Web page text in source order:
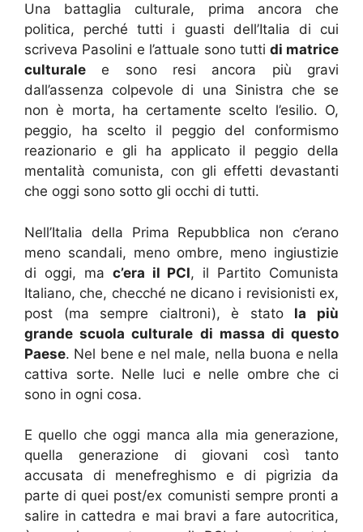
Una battaglia culturale, prima ancora che
politica, perché tutti i guasti dell’Italia di cui
scriveva Pasolini e l’attuale sono tutti di matrice
culturale e sono resi ancora più gravi
dall’assenza colpevole di una Sinistra che se
non è morta, ha certamente scelto l’esilio. O,
peggio, ha scelto il peggio del conformismo
reazionario e gli ha applicato il peggio della
mentalità comunista, con gli effetti devastanti
che oggi sono sotto gli occhi di tutti.
Nell’Italia della Prima Repubblica non c’erano
meno scandali, meno ombre, meno ingiustizie
di oggi, ma c’era il PCI, il Partito Comunista
Italiano, che, checché ne dicano i revisionisti ex,
post (ma sempre cialtroni), è stato la più
grande scuola culturale di massa di questo
Paese. Nel bene e nel male, nella buona e nella
cattiva sorte. Nelle luci e nelle ombre che ci
sono in ogni cosa.
E quello che oggi manca alla mia generazione,
quella generazione di giovani così tanto
accusata di menefreghismo e di pigrizia da
parte di quei post/ex comunisti sempre pronti a
salire in cattedra e mai bravi a fare autocritica,